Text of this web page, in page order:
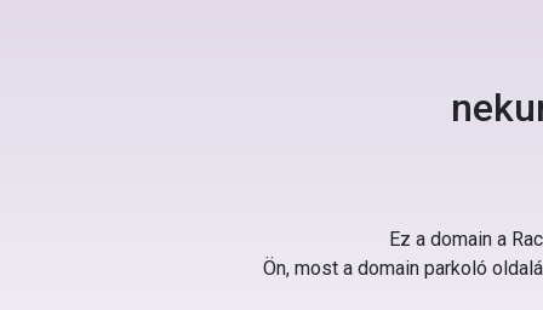
Ez a domain a
Ön, most a domain parkoló